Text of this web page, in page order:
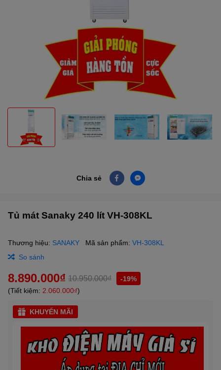
Chia sẻ
Tủ mát Sanaky 240 lít VH-308KL
Thương hiệu: SANAKY Mã sản phẩm: VH-308KL
So sánh
8.890.000₫ 10.950.000₫
-19%
(Tiết kiệm: 2.060.000₫)
KHUYẾN MÃI